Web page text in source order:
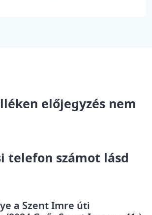
előjegyzés nem
telefon számot lásd
a Szent Imre úti